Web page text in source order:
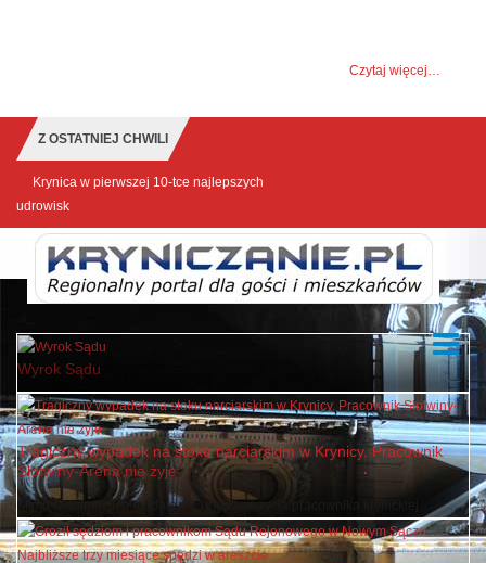
Czytaj więcej…
Z OSTATNIEJ CHWILI
Kolorowa zabawa czyli Holi Festival już jutro na
Górze ...
Wyrok Sądu
Tragiczny wypadek na stoku narciarskim w Krynicy. Pracownik
Słotwiny-Arena nie żyje
Mimo reanimacji, nie udało się uratować życia pracownika krynickiej ...